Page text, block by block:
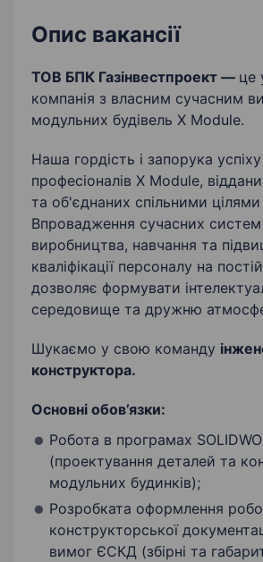
Знання ЄСКД Управління
Опис вакансії
ТОВ БПК Газінвестпроект — це
компанія з власним сучасним
модульних будівель X Module.
Наша гордість і запорука
професіоналів X Module,
та об'єднаних спільними
Впровадження сучасних систем
виробництва, навчання та
кваліфікації персоналу на
дозволяє формувати
середовище та дружню
Шукаємо у свою команду
конструктора.
Основні обов’язки:
Робота в програмах
(проектування деталей та
модульних будинків);
Розробката оформлення
конструкторської
вимог ЄСКД (збірні та